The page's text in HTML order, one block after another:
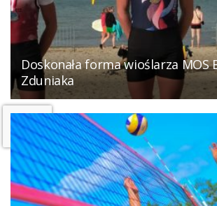
Doskonała forma wioślarza MOS
Zduniaka